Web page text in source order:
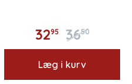
3295 3650
Læg i kurv